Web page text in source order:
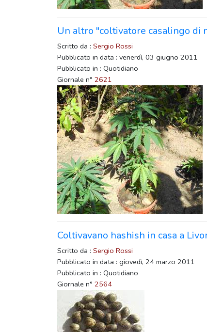
Un altro "coltivatore casalingo di
Scritto da : Sergio Rossi
Pubblicato in data : venerdì, 03 giugno 2011
Pubblicato in : Quotidiano
Giornale n° 2621
Coltivavano hashish in casa a
Scritto da : Sergio Rossi
Pubblicato in data : giovedì, 24 marzo 2011
Pubblicato in : Quotidiano
Giornale n° 2564